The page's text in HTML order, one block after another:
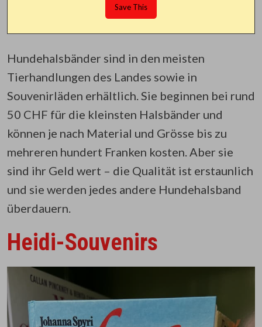
Hundehalsbänder sind in den meisten
Tierhandlungen des Landes sowie in
Souvenirläden erhältlich. Sie beginnen bei rund
50 CHF für die kleinsten Halsbänder und
können je nach Material und Grösse bis zu
mehreren hundert Franken kosten. Aber sie
sind ihr Geld wert – die Qualität ist erstaunlich
und sie werden jedes andere Hundehalsband
überdauern.
Heidi-Souvenirs